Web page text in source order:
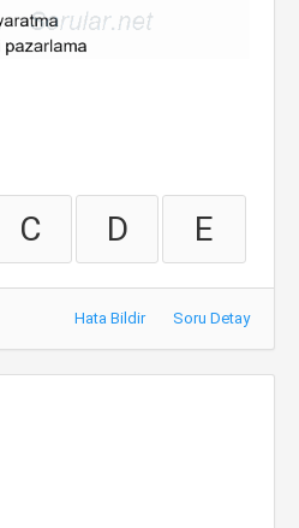
C D E
Hata Bildir Soru Detay